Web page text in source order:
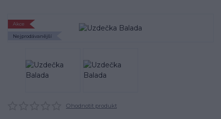
Akce
Nejprodávanější
Ohodnotit produkt